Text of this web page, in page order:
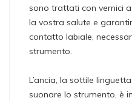
sono trattati con vernici
la vostra salute e
contatto labiale,
strumento.
L’ancia, la sottile
suonare lo strumento, è